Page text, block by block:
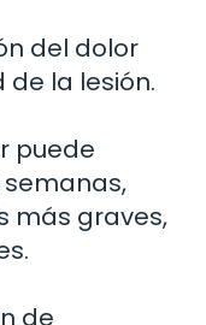
del dolor
la lesión.
puede
más graves,
de